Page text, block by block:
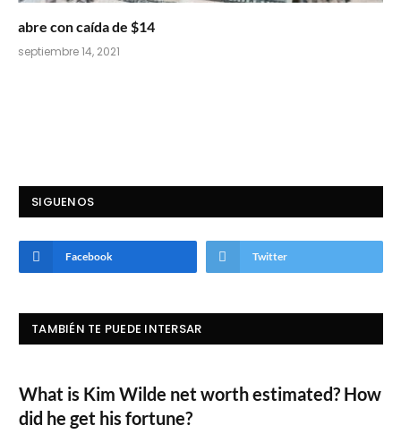
abre con caída de $14
septiembre 14, 2021
SIGUENOS
Facebook Twitter
TAMBIÉN TE PUEDE INTERSAR
What is Kim Wilde net worth estimated? How
did he get his fortune?